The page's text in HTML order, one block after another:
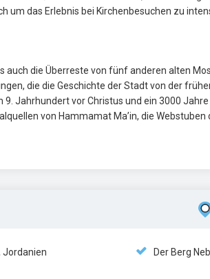
um das Erlebnis bei Kirchenbesuchen zu
auch die Überreste von fünf anderen alten
die die Geschichte der Stadt von der
Jahrhundert vor Christus und ein 3000
von Hammamat Ma’in, die
Jordanien
Der Berg